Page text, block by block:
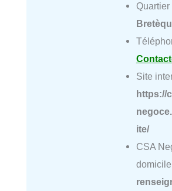
Quartier
Site
https://
ite/
CSA
domicile